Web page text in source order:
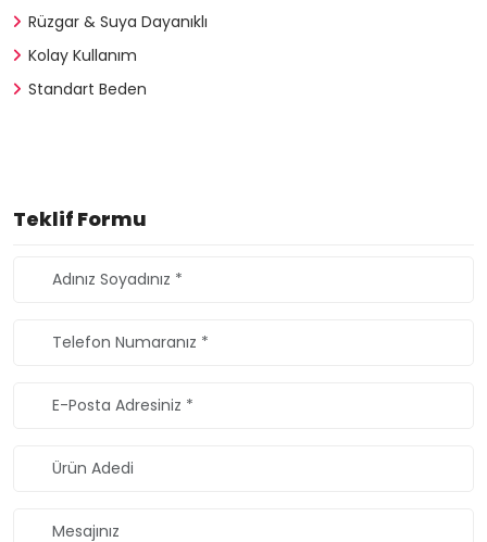
Rüzgar & Suya Dayanıklı
Kolay Kullanım
Standart Beden
Teklif Formu